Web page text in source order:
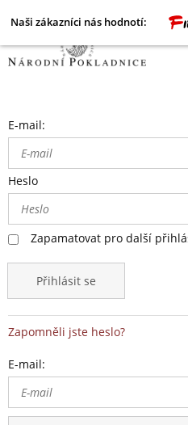
Naši zákazníci nás hodnotí:
E-mail:
Heslo
Zapamatovat pro další
Přihlásit se
Zapomněli jste heslo?
E-mail: